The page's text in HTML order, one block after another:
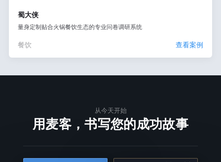
蜀大侠
量身定制贴合火锅餐饮生态的专业问卷调研系统
餐饮 查看案例
从今天开始
用麦客，书写您的成功故事